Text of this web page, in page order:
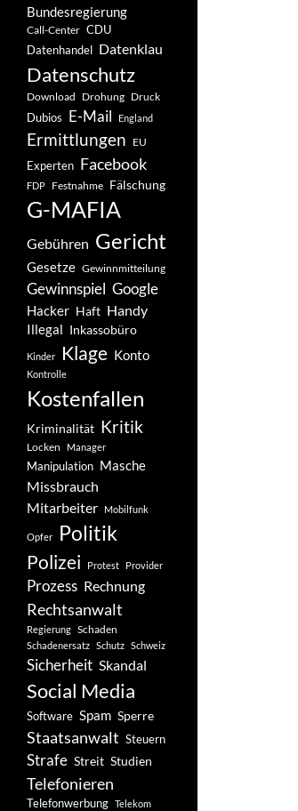
Bundesregierung
Call-Center CDU
Datenhandel Datenklau
Datenschutz
Download Drohung Druck
Dubios E-Mail England
Ermittlungen EU
Experten Facebook
FDP Festnahme Fälschung
G-MAFIA
Gebühren Gericht
Gesetze Gewinnmitteilung
Gewinnspiel Google
Hacker Haft Handy
Illegal Inkassobüro
Kinder Klage Konto
Kontrolle
Kostenfallen
Kriminalität Kritik
Locken Manager
Manipulation Masche
Missbrauch
Mitarbeiter
Mobilfunk
Opfer Politik
Polizei Protest Provider
Prozess Rechnung
Rechtsanwalt
Regierung Schaden
Schadenersatz Schutz Schweiz
Sicherheit Skandal
Social Media
Software Spam Sperre
Staatsanwalt Steuern
Strafe Streit Studien
Telefonieren
Telefonwerbung Telekom